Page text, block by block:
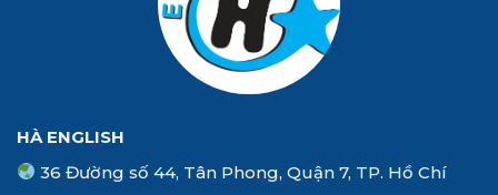
HÀ ENGLISH
36 Đường số 44, Tân Phong, Quận 7, TP. Hồ Chí